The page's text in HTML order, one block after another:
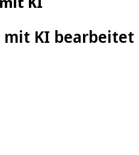
KI bearbeitet